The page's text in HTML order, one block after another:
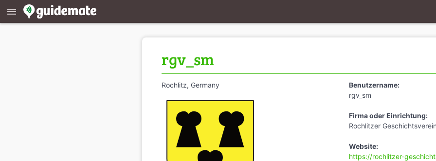
menu
rgv_sm
Rochlitz, Germany
Benutzername:
rgv_sm
Firma oder Einrichtung:
Rochlitzer
Website:
https://rochlitzer-